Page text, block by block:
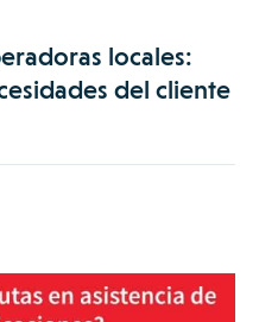
locales:
del cliente